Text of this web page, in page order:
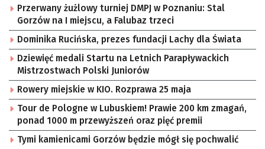
Przerwany żużlowy turniej DMPJ w Poznaniu: Stal
Gorzów na I miejscu, a Falubaz trzeci
Dominika Rucińska, prezes fundacji Lachy dla Świata
Dziewięć medali Startu na Letnich Parapływackich
Mistrzostwach Polski Juniorów
Rowery miejskie w KIO. Rozprawa 25 maja
Tour de Pologne w Lubuskiem! Prawie 200 km zmagań,
ponad 1000 m przewyższeń oraz pięć premii
Tymi kamienicami Gorzów będzie mógł się pochwalić